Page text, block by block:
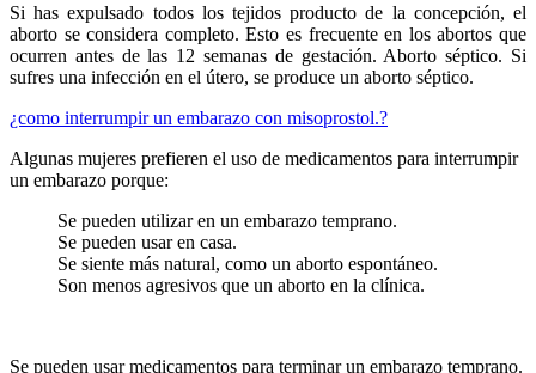
Si has expulsado todos los tejidos producto de la concepción, el
aborto se considera completo. Esto es frecuente en los abortos que
ocurren antes de las 12 semanas de gestación. Aborto séptico. Si
sufres una infección en el útero, se produce un aborto séptico.
¿como interrumpir un embarazo con misoprostol.?
Algunas mujeres prefieren el uso de medicamentos para interrumpir
un embarazo porque:
Se pueden utilizar en un embarazo temprano.
Se pueden usar en casa.
Se siente más natural, como un aborto espontáneo.
Son menos agresivos que un aborto en la clínica.
Se pueden usar medicamentos para terminar un embarazo temprano.